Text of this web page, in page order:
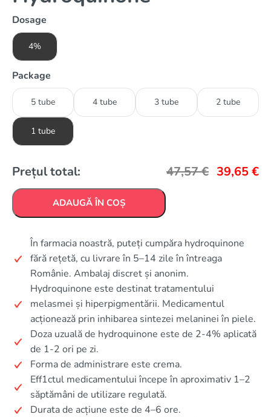
Dosage
4%
Package
5 tube 4 tube 3 tube 2 tube
1 tube
Prețul total: 47,57€ 39,65€
ADAUGĂ ÎN COȘ
În farmacia noastră, puteți cumpăra hydroquinone
fără rețetă, cu livrare în 5–14 zile în întreaga
Românie. Ambalaj discret și anonim.
Hydroquinone este destinat tratamentului
melasmei și hiperpigmentării. Medicamentul
acționează prin inhibarea sintezei melaninei în piele.
Doza uzuală de hydroquinone este de 2-4% aplicată
de 1-2 ori pe zi.
Forma de administrare este crema.
Eff1ctul medicamentului începe în aproximativ 1–2
săptămâni de utilizare regulată.
Durata de acțiune este de 4–6 ore.